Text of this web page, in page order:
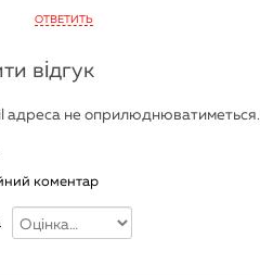
ОТВЕТИТЬ
відгук
адреса не оприлюднюватиметься.
коментар